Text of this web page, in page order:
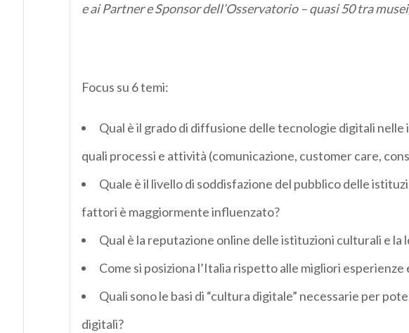
e ai Partner e Sponsor dell’Osservatorio – quasi 50 tra
Focus su 6 temi:
Qual è il grado di diffusione delle tecnologie digitali
quali processi e attività (comunicazione, customer care,
Quale è il livello di soddisfazione del pubblico delle
fattori è maggiormente influenzato?
Qual è la reputazione online delle istituzioni culturali e
Come si posiziona l’Italia rispetto alle migliori esperienze
Quali sono le basi di “cultura digitale” necessarie per
digitali?